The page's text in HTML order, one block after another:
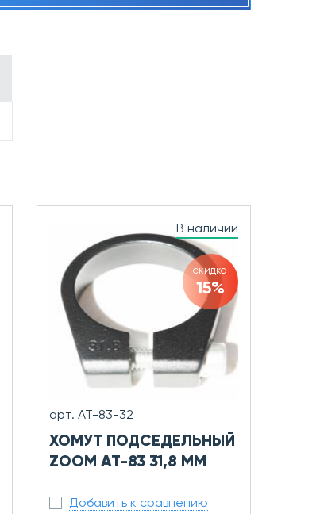
В наличии
скидка
15%
арт. AT-83-32
ХОМУТ ПОДСЕДЕЛЬНЫЙ
ZOOM AT-83 31,8 ММ
Добавить к сравнению